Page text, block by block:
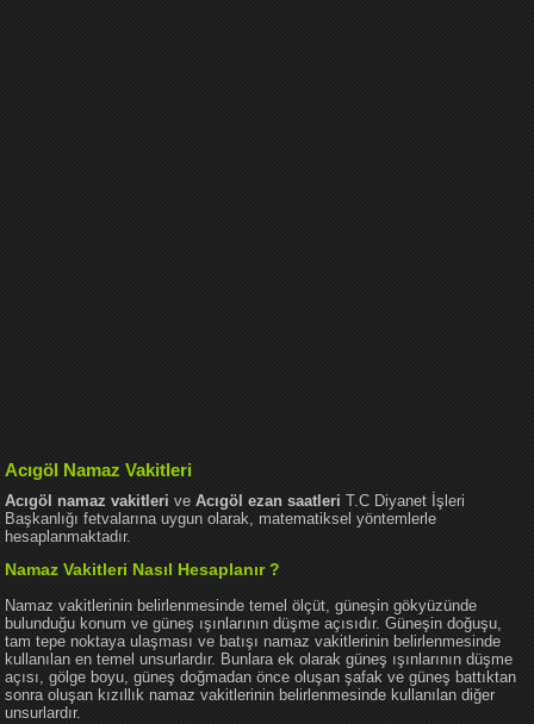
Acıgöl Namaz Vakitleri
Acıgöl namaz vakitleri veAcıgöl ezan saatleri T.C Diyanet İşleri
Başkanlığı fetvalarına uygun olarak, matematiksel yöntemlerle
hesaplanmaktadır.
Namaz Vakitleri Nasıl Hesaplanır ?
Namaz vakitlerinin belirlenmesinde temel ölçüt, güneşin gökyüzünde
bulunduğu konum ve güneş ışınlarının düşme açısıdır. Güneşin doğuşu,
tam tepe noktaya ulaşması ve batışı namaz vakitlerinin belirlenmesinde
kullanılan en temel unsurlardır. Bunlara ek olarak güneş ışınlarının düşme
açısı, gölge boyu, güneş doğmadan önce oluşan şafak ve güneş battıktan
sonra oluşan kızıllık namaz vakitlerinin belirlenmesinde kullanılan diğer
unsurlardır.